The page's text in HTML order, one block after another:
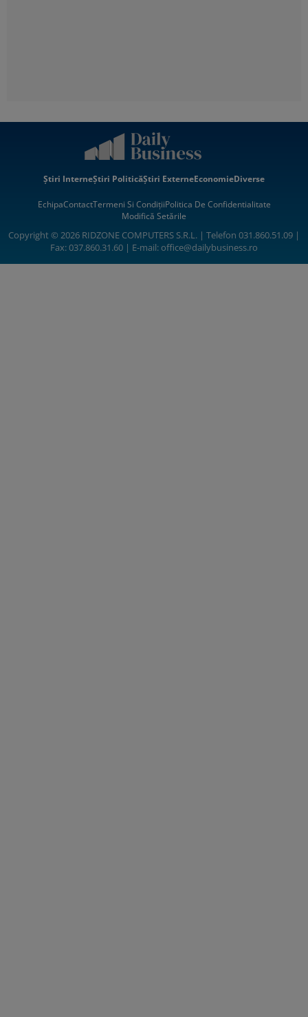
Știri InterneȘtiri PoliticăȘtiri ExterneEconomieDiverse
EchipaContactTermeni Si CondițiiPolitica De Confidentialitate
Modifică Setările
Copyright © 2026 RIDZONE COMPUTERS S.R.L. | Telefon 031.860.51.09 |
Fax: 037.860.31.60 | E-mail:office@dailybusiness.ro